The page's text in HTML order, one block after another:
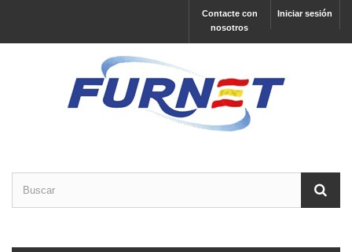
Iniciar sesión
Contacte con
nosotros